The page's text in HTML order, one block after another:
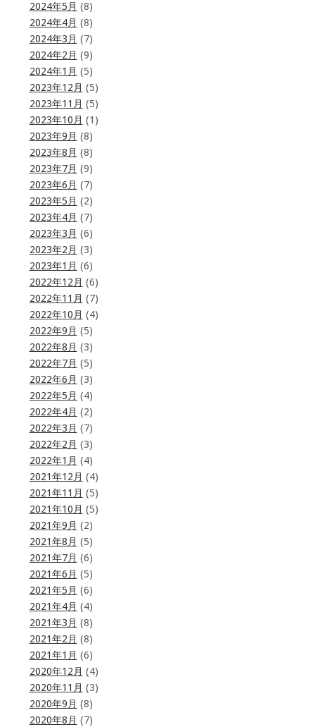
2024年5月 (8)
2024年4月 (8)
2024年3月 (7)
2024年2月 (9)
2024年1月 (5)
2023年12月 (5)
2023年11月 (5)
2023年10月 (1)
2023年9月 (8)
2023年8月 (8)
2023年7月 (9)
2023年6月 (7)
2023年5月 (2)
2023年4月 (7)
2023年3月 (6)
2023年2月 (3)
2023年1月 (6)
2022年12月 (6)
2022年11月 (7)
2022年10月 (4)
2022年9月 (5)
2022年8月 (3)
2022年7月 (5)
2022年6月 (3)
2022年5月 (4)
2022年4月 (2)
2022年3月 (7)
2022年2月 (3)
2022年1月 (4)
2021年12月 (4)
2021年11月 (5)
2021年10月 (5)
2021年9月 (2)
2021年8月 (5)
2021年7月 (6)
2021年6月 (5)
2021年5月 (6)
2021年4月 (4)
2021年3月 (8)
2021年2月 (8)
2021年1月 (6)
2020年12月 (4)
2020年11月 (3)
2020年9月 (8)
2020年8月 (7)